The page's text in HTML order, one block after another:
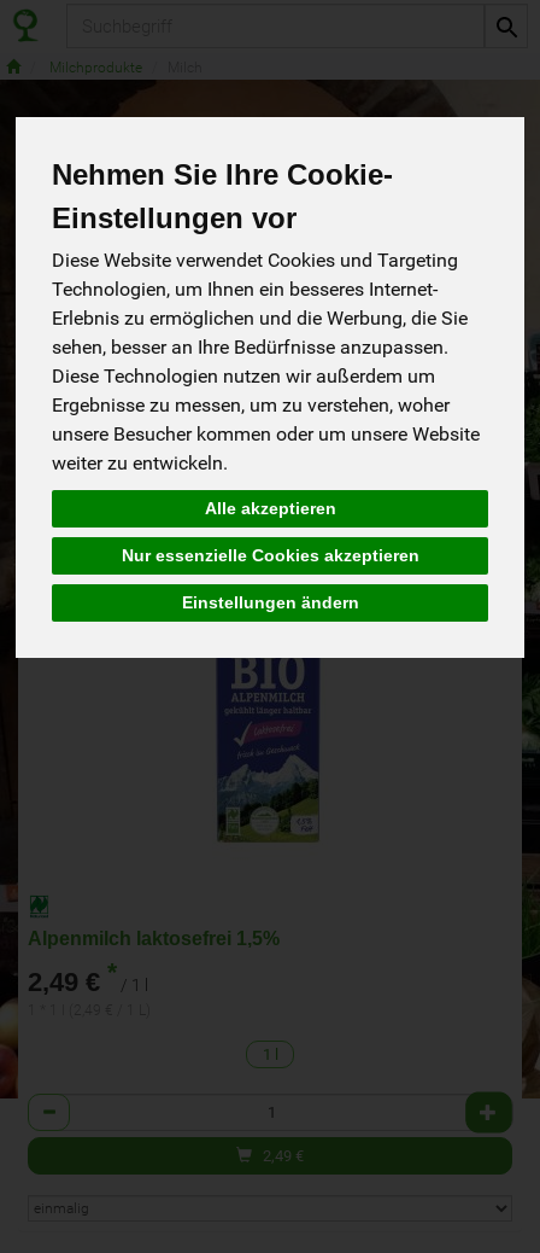
Nehmen Sie Ihre Cookie-
Einstellungen vor
Diese Website verwendet Cookies und Targeting
Technologien, um Ihnen ein besseres Internet-
Erlebnis zu ermöglichen und die Werbung, die Sie
sehen, besser an Ihre Bedürfnisse anzupassen.
Diese Technologien nutzen wir außerdem um
Ergebnisse zu messen, um zu verstehen, woher
unsere Besucher kommen oder um unsere Website
weiter zu entwickeln.
Alle akzeptieren
Nur essenzielle Cookies akzeptieren
Einstellungen ändern
Milchprodukte
Milch 4 von 1593
Hersteller Ernährung Allergene
Alpenmilch laktosefrei 1,5%
2,49 € * / 1 l
1 l
Anzahl
2,49 €